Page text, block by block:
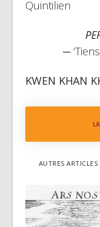
Quintilien
─
KWEN KHAN
AUTRES